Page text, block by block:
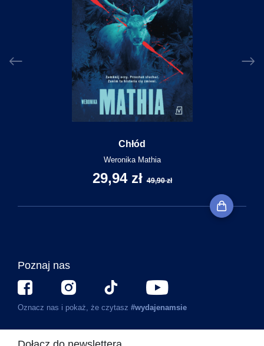
Chłód
Weronika Mathia
29,94 zł49,90 zł
Poznaj nas
Oznacz nas i pokaż, że czytasz #wydajenamsie